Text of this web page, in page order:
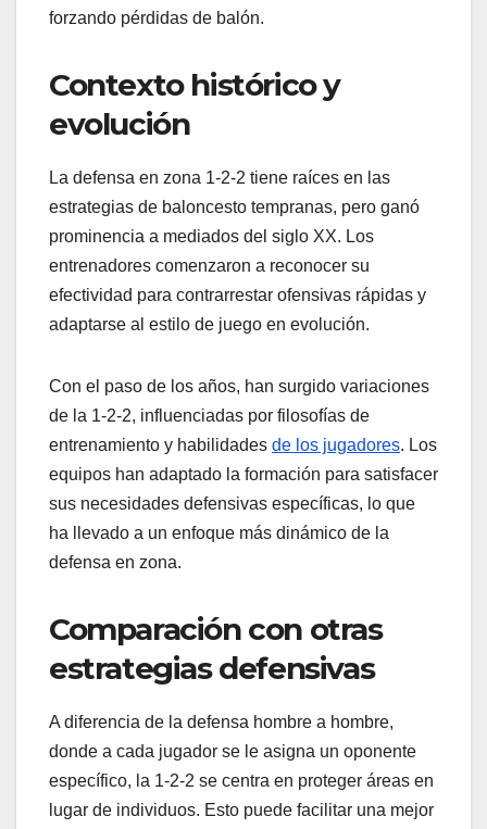
forzando pérdidas de balón.
Contexto histórico y
evolución
La defensa en zona 1-2-2 tiene raíces en las
estrategias de baloncesto tempranas, pero ganó
prominencia a mediados del siglo XX. Los
entrenadores comenzaron a reconocer su
efectividad para contrarrestar ofensivas rápidas y
adaptarse al estilo de juego en evolución.
Con el paso de los años, han surgido variaciones
de la 1-2-2, influenciadas por filosofías de
entrenamiento y habilidades de los jugadores. Los
equipos han adaptado la formación para satisfacer
sus necesidades defensivas específicas, lo que
ha llevado a un enfoque más dinámico de la
defensa en zona.
Comparación con otras
estrategias defensivas
A diferencia de la defensa hombre a hombre,
donde a cada jugador se le asigna un oponente
específico, la 1-2-2 se centra en proteger áreas en
lugar de individuos. Esto puede facilitar una mejor